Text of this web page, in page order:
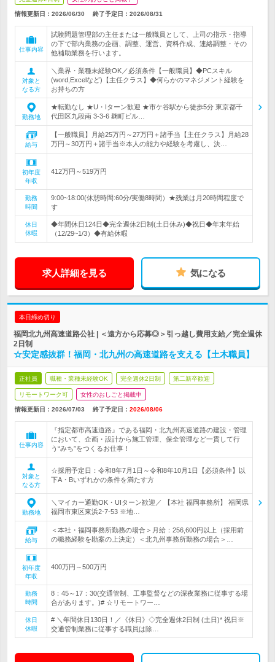
情報更新日：2026/06/30 終了予定日： 2026/08/31
仕事内容
試験問題管理部の主任または一般職員として、上司の指示・指導
の下で部内業務の企画、調整、運営、資料作成、連絡調整・その
他補助業務を行います。
対象と
なる方
＼業界・業種未経験OK／必須条件【一般職員】◆PCスキル
(word,Excelなど)【主任クラス】◆何らかのマネジメント経験を
お持ちの方
勤務地
★転勤なし ★U・Iターン歓迎 ★市ケ谷駅から徒歩5分 東京都千
代田区九段南 3-3-6 麹町ビル…
給与
【一般職員】月給25万円～27万円＋諸手当【主任クラス】月給28
万円～30万円＋諸手当※本人の能力や経験を考慮し、決…
初年度
年収
412万円～519万円
勤務
時間
9:00~18:00(休憩時間:60分/実働8時間）★残業は月20時間程度で
す
休日
休暇
◆年間休日124日◆完全週休2日制(土日休み)◆祝日◆年末年始
（12/29~1/3）◆有給休暇
求人詳細を見る 気になる
本日締め切り
福岡北九州高速道路公社 | ＜遠方から応募◎＞引っ越し費用支給／完全週休
2日制
☆安定感抜群！福岡・北九州の高速道路を支える【土木職員】
正社員 職種・業種未経験OK 完全週休2日制 第二新卒歓迎
リモートワーク可 女性のおしごと掲載中
情報更新日：2026/07/03 終了予定日： 2026/08/06
仕事内容
『指定都市高速道路』である福岡・北九州高速道路の建設・管理
において、企画・設計から施工管理、保全管理など一貫して行
う“みち”をつくるお仕事！
対象と
なる方
☆採用予定日：令和8年7月1日～令和8年10月1日【必須条件】以
下A・Bいずれかの条件を満たす方
勤務地
＼マイカー通勤OK・UIターン歓迎／ 【本社 福岡事務所】 福岡県
福岡市東区東浜2-7-53 ※地…
給与
＜本社・福岡事務所勤務の場合＞月給：256,600円以上（採用前
の職務経験を勘案の上決定）＜北九州事務所勤務の場合＞…
初年度
年収
400万円～500万円
勤務
時間
8：45～17：30(交通管制、工事監督などの深夜業務に従事する場
合があります。)# ☆リモートワー…
休日
休暇
# ＼年間休日130日！／《休日》◇完全週休2日制 (土日)* 祝日※
交通管制業務に従事する職員は除…